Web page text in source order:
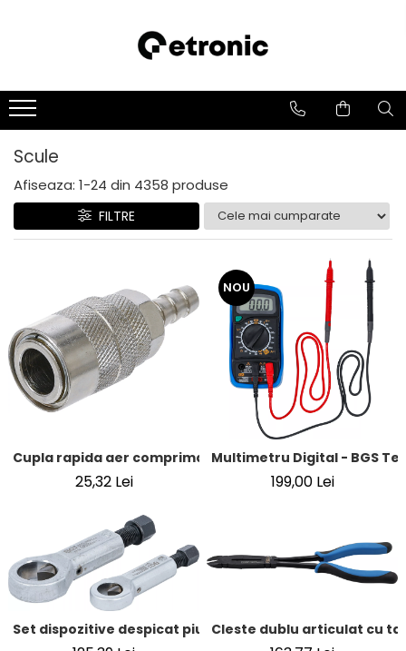
Scule
Afiseaza: 1-24 din 4358 produse
FILTRE
Cupla rapida aer comprimat cu racord furtun 8 mm (5/
25,32 Lei
NOU
Multimetru Digital - BGS
199,00 Lei
Set dispozitive despicat piulite | 12 - 16 mm / 16 - 22 mm |
Cleste dublu articulat cu